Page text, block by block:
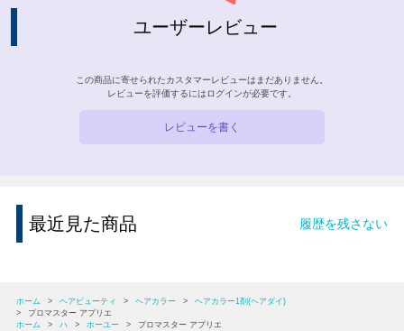
ユーザーレビュー
この商品に寄せられたカスタマーレビューはまだありません。
レビューを評価するには ログインが必要です。
レビューを書く
最近見た商品 履歴を残さない
ホーム > ヘアビューティ > ヘアカラー >
ヘアカラー1剤(ヘアダイ)
>
プロマスター アプリエ
ホーム
> ハ > ホーユー > プロマスター アプリエ